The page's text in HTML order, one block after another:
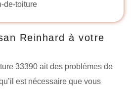
Reinhard à votre
33390 ait des problèmes de
est nécessaire que vous